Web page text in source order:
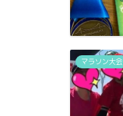
マラソン大会